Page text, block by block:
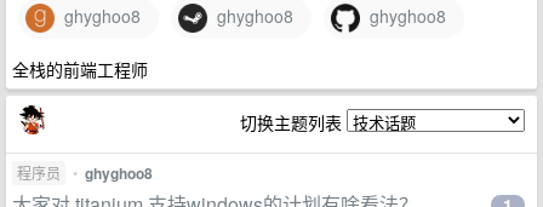
ghyghoo8 ghyghoo8 ghyghoo8
全栈的前端工程师
切换主题列表
程序员 • ghyghoo8